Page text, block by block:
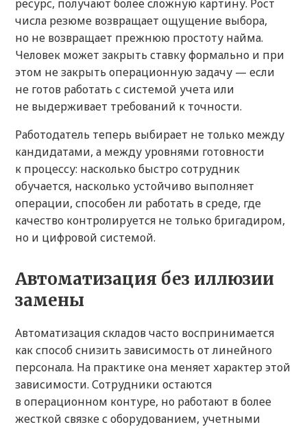
ресурс, получают более сложную картину. Рост
числа резюме возвращает ощущение выбора,
но не возвращает прежнюю простоту найма.
Человек может закрыть ставку формально и при
этом не закрыть операционную задачу — если
не готов работать с системой учета или
не выдерживает требований к точности.
Работодатель теперь выбирает не только между
кандидатами, а между уровнями готовности
к процессу: насколько быстро сотрудник
обучается, насколько устойчиво выполняет
операции, способен ли работать в среде, где
качество контролируется не только бригадиром,
но и цифровой системой.
Автоматизация без иллюзии
замены
Автоматизация складов часто воспринимается
как способ снизить зависимость от линейного
персонала. На практике она меняет характер этой
зависимости. Сотрудники остаются
в операционном контуре, но работают в более
жесткой связке с оборудованием, учетными